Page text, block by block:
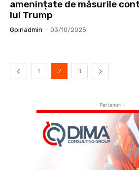
amenințate de măsurile
lui Trump
Gpinadmin - 03/10/2025
1 2 3
- Parteneri -